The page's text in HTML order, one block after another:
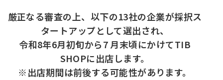
厳正なる審査の上、以下の13社の企業が採択ス
タートアップとして選出され、
令和8年6月初旬から7 月末頃にかけてTIB
SHOPに出店します。
※出店期間は前後する可能性があります。